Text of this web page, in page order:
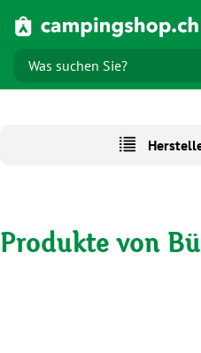
Zum Hauptinhalt springen
Produkte von